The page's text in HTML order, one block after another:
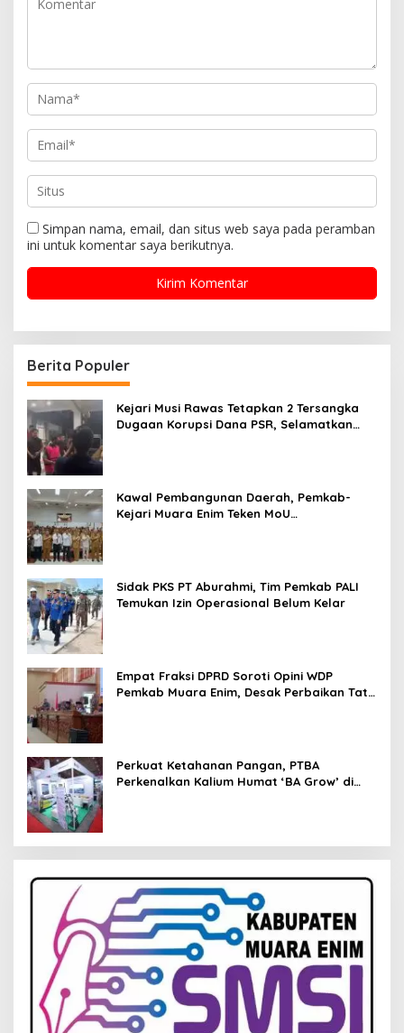
Simpan nama, email, dan situs web saya pada peramban
ini untuk komentar saya berikutnya.
Berita Populer
Kejari Musi Rawas Tetapkan 2 Tersangka
Dugaan Korupsi Dana PSR, Selamatkan
Kawal Pembangunan Daerah, Pemkab-
Kejari Muara Enim Teken MoU
Sidak PKS PT Aburahmi, Tim Pemkab PALI
Temukan Izin Operasional Belum Kelar
Empat Fraksi DPRD Soroti Opini WDP
Pemkab Muara Enim, Desak Perbaikan Tata
Perkuat Ketahanan Pangan, PTBA
Perkenalkan Kalium Humat ‘BA Grow’ di